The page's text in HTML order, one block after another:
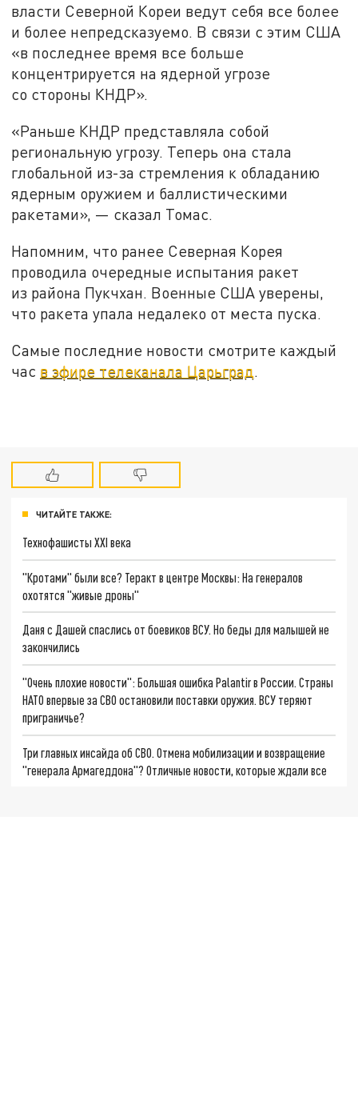
власти Северной Кореи ведут себя все более
и более непредсказуемо. В связи с этим США
«в последнее время все больше
концентрируется на ядерной угрозе
со стороны КНДР».
«Раньше КНДР представляла собой
региональную угрозу. Теперь она стала
глобальной из-за стремления к обладанию
ядерным оружием и баллистическими
ракетами», — сказал Томас.
Напомним, что ранее Северная Корея
проводила очередные испытания ракет
из района Пукчхан. Военные США уверены,
что ракета упала недалеко от места пуска.
Самые последние новости смотрите каждый
час в эфире телеканала Царьград
ЧИТАЙТЕ ТАКЖЕ:
Технофашисты XXI века
"Кротами" были все? Теракт в центре Москвы: На генералов
охотятся "живые дроны"
Даня с Дашей спаслись от боевиков ВСУ. Но беды для малышей не
закончились
"Очень плохие новости": Большая ошибка Palantir в России. Страны
НАТО впервые за СВО остановили поставки оружия. ВСУ теряют
приграничье?
Три главных инсайда об СВО. Отмена мобилизации и возвращение
"генерала Армагеддона"? Отличные новости, которые ждали все